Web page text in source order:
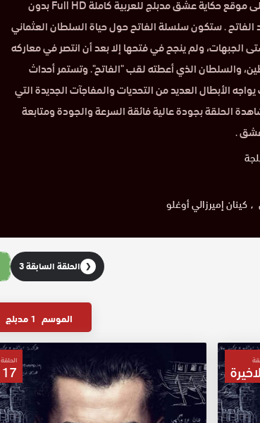
مشاهدة مسلسل محمد الفاتح الحلقة 4 على موقع حكاية عشق مدبلج للعربية كاملة Full HD بدون
. ستكون سلسلة الفاتح حول حياة السلطان العثماني
ولم ينجح في فتحها إلا بعد أن انتصر في معاركه
والسلطان الذي أعطته لقب "الفاتح". وتستمر أحداث
الأبطال العديد من التحديات والمفاجآت الجديدة التي
الحلقة بجودة عالية فائقة السرعة والجودة ومتابعة
عشق .
كينان إميرزالي أوغلو
❮ الحلقة السابقة 3
الموسم 1 مدبلج
الحلقة
17